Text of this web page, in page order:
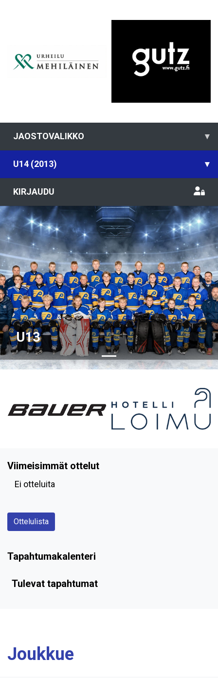
JAOSTOVALIKKO ▾
U14 (2013) ▾
KIRJAUDU
U13
Previous
Viimeisimmät ottelut
Ei otteluita
Ottelulista
Tapahtumakalenteri
Tulevat tapahtumat
Joukkue